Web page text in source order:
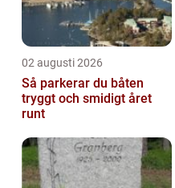
02 augusti 2026
Så parkerar du båten
tryggt och smidigt året
runt